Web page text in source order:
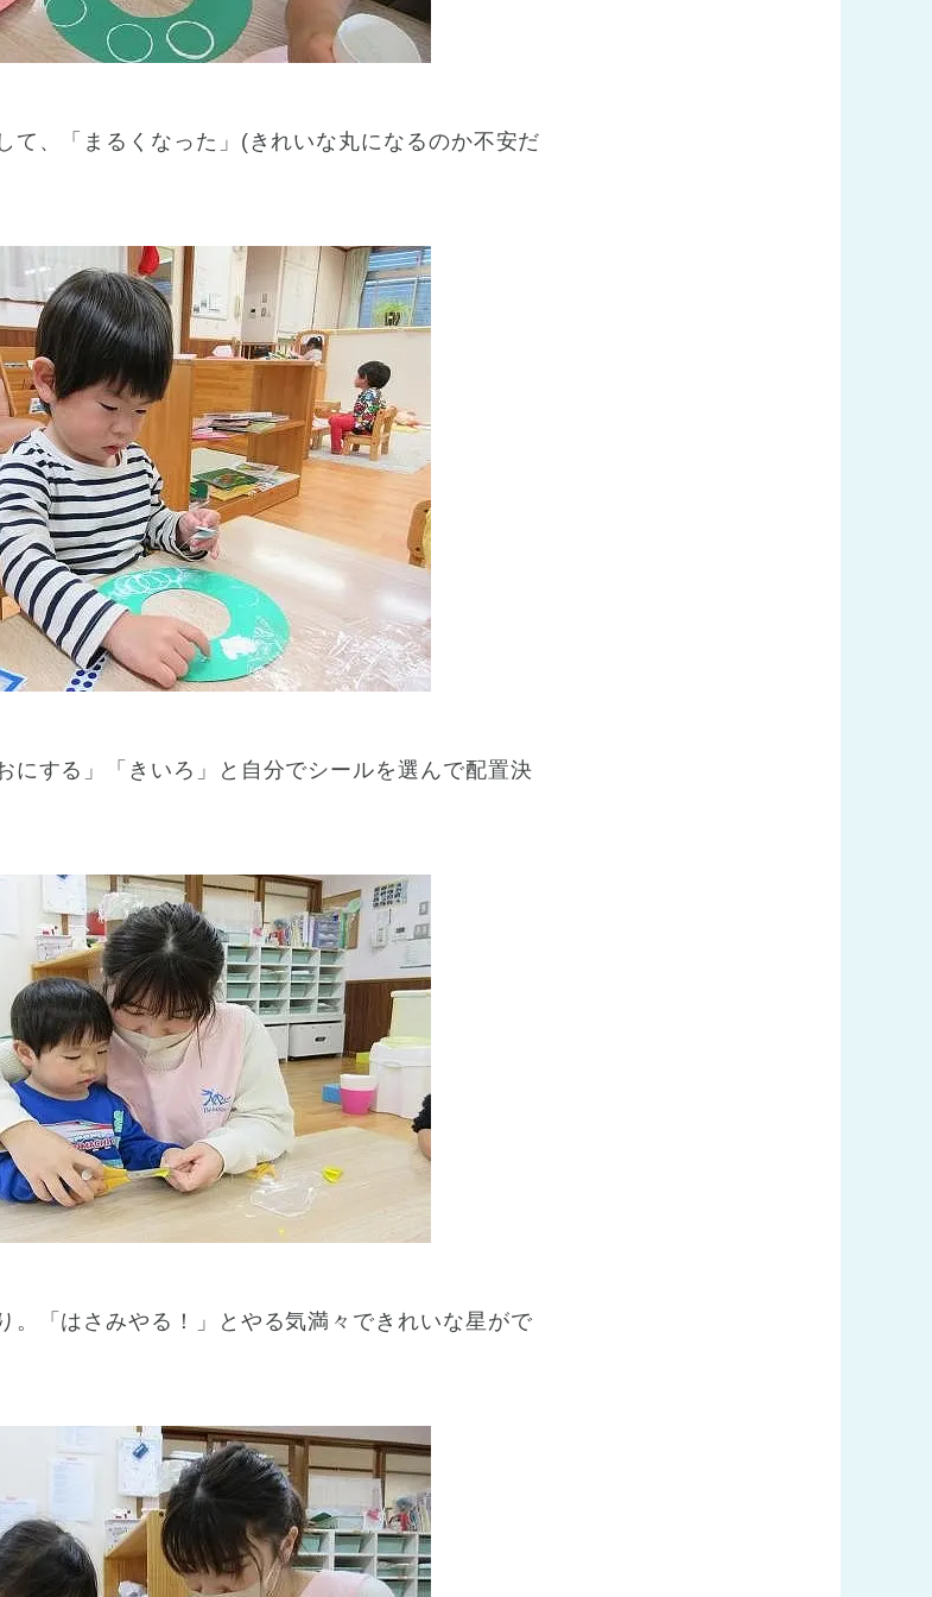
て、「まるくなった」(きれいな丸になるのか不安だ
にする」「きいろ」と自分でシールを選んで配置決
。「はさみやる！」とやる気満々できれいな星がで